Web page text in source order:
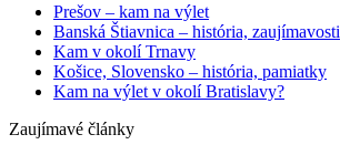
Prešov – kam na výlet
Banská Štiavnica – história, zaujímavosti
Kam v okolí Trnavy
Košice, Slovensko – história, pamiatky
Kam na výlet v okolí Bratislavy?
Zaujímavé články